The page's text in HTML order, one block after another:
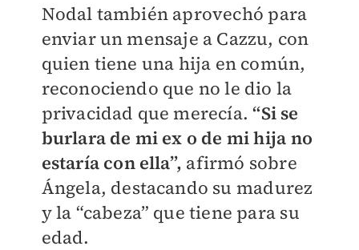
Nodal también aprovechó para
enviar un mensaje a Cazzu, con
quien tiene una hija en común,
reconociendo que no le dio la
privacidad que merecía.“Si se
burlara de mi ex o de mi hija no
estaría con ella”, afirmó sobre
Ángela, destacando su madurez
y la “cabeza” que tiene para su
edad.